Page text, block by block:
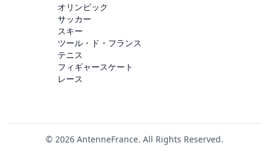
オリンピック
サッカー
スキー
ツール・ド・フランス
テニス
フィギャースケート
レース
© 2026 AntenneFrance. All Rights Reserved.